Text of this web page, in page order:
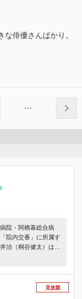
俳優さんばかり。
院・阿栖暮総合病
院内交番」に所属す
治（桐谷健太）は、
や遺失物捜索に従事
営していたが、そこ
（長濱ねる）が配属
院の医療事務になれ
見放題